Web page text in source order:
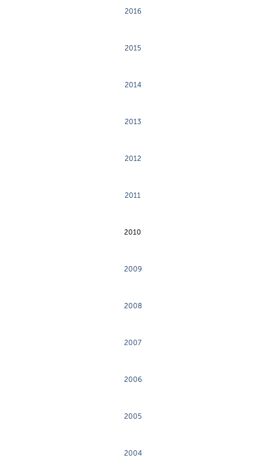
2016
2015
2014
2013
2012
2011
2010
2009
2008
2007
2006
2005
2004